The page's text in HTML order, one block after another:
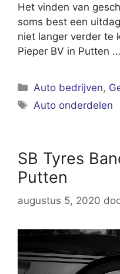
Het vinden van
soms best een
niet langer verder te
Pieper BV in Putten …
Categorieën
Auto bedrijven,
Tags
Auto onderdelen
SB Tyres
Putten
augustus 5, 2020